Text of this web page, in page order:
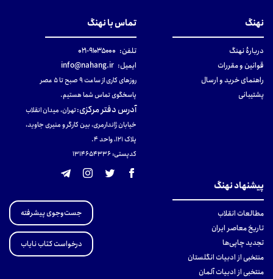
نهنگ
دربارهٔ نهنگ
قوانین و مقررات
راهنمای خرید و ارسال
پشتیبانی
تماس با نهنگ
تلفن: ۹۱۰۳۵۰۰۰-۰۲۱
ایمیل: info@nahang.ir
روزهای کاری از ساعت ۹ صبح تا ۵ عصر
پاسخگوی تماس شما هستیم.
آدرس دفتر مرکزی:تهران، میدان انقلاب
خیابان ژاندارمری، بین کارگر و منیری جاوید،
پلاک 121، واحد ۴.
کدپستی: 131465433۶
پیشنهاد نهنگ
مطالعات انقلاب
تاریخ معاصر ایران
تجدید چاپی‌ها
منتخبی از ادبیات انگلستان
منتخبی از ادبیات آلمان
جست‌وجوی پیشرفته
درخواست کتاب نایاب